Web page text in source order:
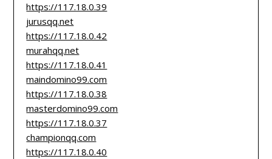
https://117.18.0.39
jurusqq.net
https://117.18.0.42
murahqq.net
https://117.18.0.41
maindomino99.com
https://117.18.0.38
masterdomino99.com
https://117.18.0.37
championqq.com
https://117.18.0.40